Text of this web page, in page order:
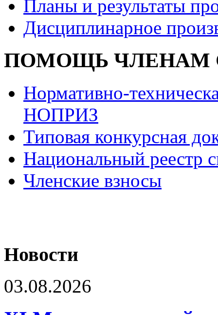
Планы и результаты
Дисциплинарное
ПОМОЩЬ ЧЛЕНАМ
Нормативно-
НОПРИЗ
Типовая конкурсная
Национальный реестр
Членские взносы
Новости
03.08.2026